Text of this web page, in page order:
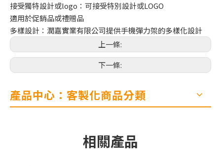
接受獨特設計或logo：可接受特別設計或LOGO
適用於促銷品或禮贈品
多樣設計：潤嘉實業有限公司提供手機彈力架的多樣化設計
上一條:
下一條:
產品中心：客製化商品分類
相關產品